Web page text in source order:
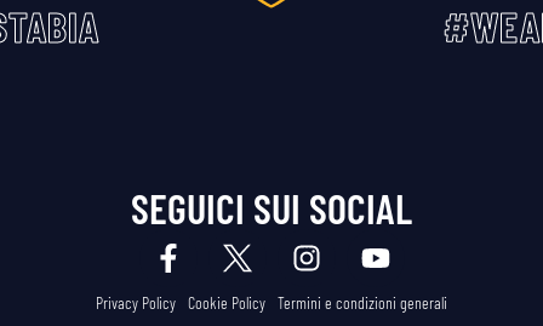
SEGUICI SUI SOCIAL
Privacy Policy Cookie Policy Termini e condizioni generali